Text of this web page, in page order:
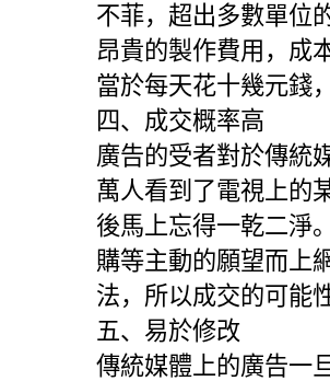
不菲，超出多數單位
昂貴的製作費用，成
當於每天花十幾元錢
四、成交概率高
廣告的受者對於傳統
萬人看到了電視上的
後馬上忘得一乾二淨
購等主動的願望而上
法，所以成交的可能
五、易於修改
傳統媒體上的廣告一